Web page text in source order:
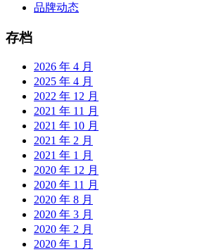
品牌动态
存档
2026 年 4 月
2025 年 4 月
2022 年 12 月
2021 年 11 月
2021 年 10 月
2021 年 2 月
2021 年 1 月
2020 年 12 月
2020 年 11 月
2020 年 8 月
2020 年 3 月
2020 年 2 月
2020 年 1 月